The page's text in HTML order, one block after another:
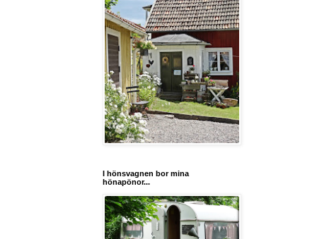
I hönsvagnen bor mina
hönapönor...